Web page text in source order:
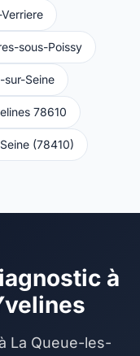
sous-Poissy
sur-Seine
78610
(78410)
à
La Queue-les-